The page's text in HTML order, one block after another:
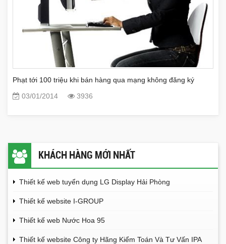
Phạt tới 100 triệu khi bán hàng qua mạng không đăng ký
03/01/2014
3936
KHÁCH HÀNG MỚI NHẤT
Thiết kế web tuyển dụng LG Display Hải Phòng
Thiết kế website I-GROUP
Thiết kế web Nước Hoa 95
Thiết kế website Công ty Hãng Kiểm Toán Và Tư Vấn IPA